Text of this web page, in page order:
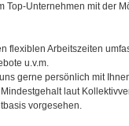
Unternehmen mit der
flexiblen Arbeitszeiten
u.v.m.
gerne persönlich mit
laut
vorgesehen.